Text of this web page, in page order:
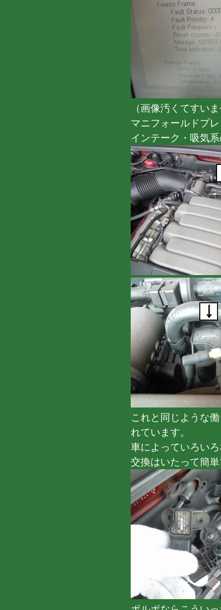
（画像汚くてすい
マニフォールドプ
インテーク・吸気
これと同じような
れています。
車によっていろい
交換はいたって簡